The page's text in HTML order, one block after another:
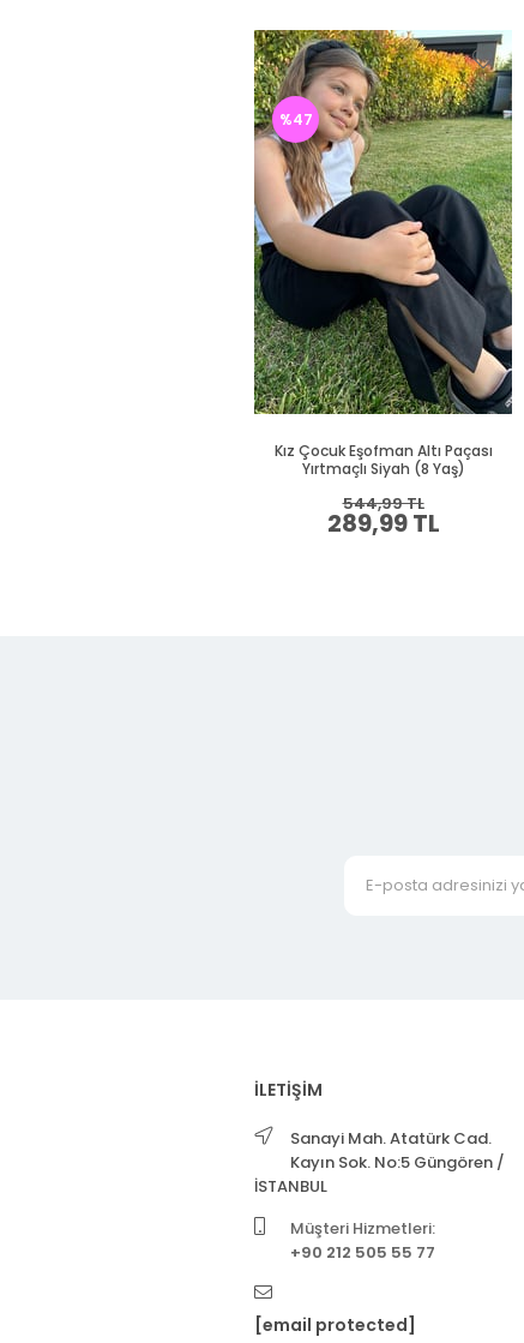
Kız Çocuk Eşofman Altı Paçası
Yırtmaçlı Siyah (8 Yaş)
289,99 TL
544,99 TL
%47
İLETİŞİM
Sanayi Mah. Atatürk Cad.
Kayın Sok. No:5 Güngören /
İSTANBUL
Müşteri Hizmetleri:
+90 212 505 55 77
[email protected]